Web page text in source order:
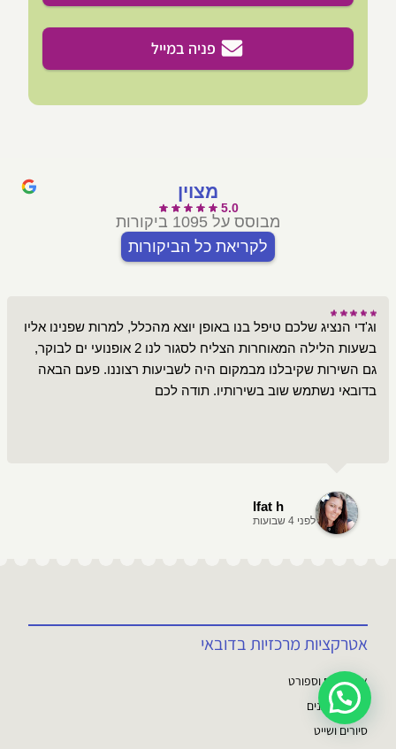
פניה במייל
מצוין
5.0
מבוסס על 1095 ביקורות
לקריאת כל הביקורות
וג'די הנציג שלכם טיפל בנו באופן יוצא מהכלל, למרות שפנינו אליו
בשעות הלילה המאוחרות הצליח לסגור לנו 2 אופנועי ים לבוקר,
גם השירות שקיבלנו מבמקום היה לשביעות רצוננו. פעם הבאה
בדובאי נשתמש שוב בשירותיו. תודה לכם
Ifat h
לפני 4 שבועות
אטרקציות מרכזיות בדובאי
אקסטרים וספורט
פארקים וגנים
סיורים ושייט